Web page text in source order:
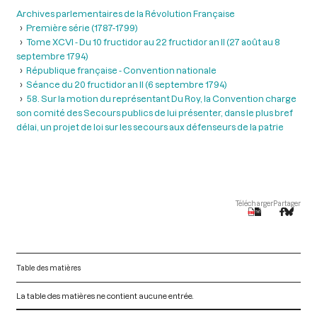
Archives parlementaires de la Révolution Française
Première série (1787-1799)
Tome XCVI - Du 10 fructidor au 22 fructidor an II (27 août au 8
septembre 1794)
République française - Convention nationale
Séance du 20 fructidor an II (6 septembre 1794)
58. Sur la motion du représentant Du Roy, la Convention charge
son comité des Secours publics de lui présenter, dans le plus bref
délai, un projet de loi sur les secours aux défenseurs de la patrie
TéléchargerPartager
Table des matières
La table des matières ne contient aucune entrée.